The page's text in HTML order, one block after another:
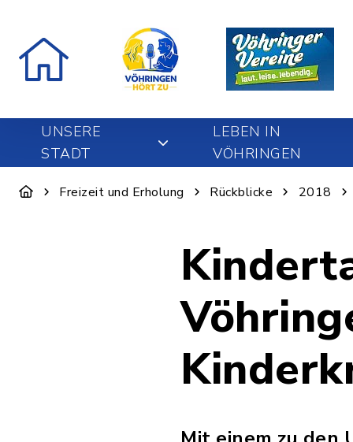
UNSERE
STADT
LEBEN IN
VÖHRINGEN
Freizeit und Erholung Rückblicke 2018